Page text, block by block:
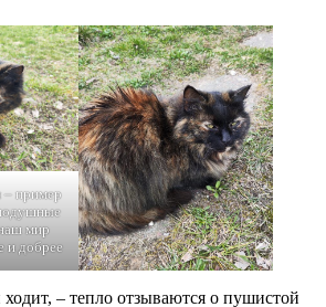
пример
мир
и добрее
– тепло отзываются о пушистой